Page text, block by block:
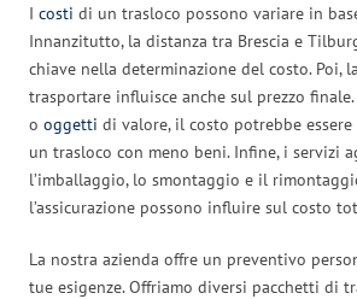
I costi di un trasloco possono variare in
Innanzitutto, la distanza tra Brescia e
chiave nella determinazione del costo. Poi,
trasportare influisce anche sul prezzo
o oggetti di valore, il costo potrebbe
un trasloco con meno beni. Infine, i servizi
l’imballaggio, lo smontaggio e il
l’assicurazione possono influire sul costo
La nostra azienda offre un preventivo
tue esigenze. Offriamo diversi pacchetti di